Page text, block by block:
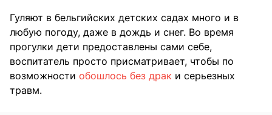
Гуляют в бельгийских детских садах много и в
любую погоду, даже в дождь и снег. Во время
прогулки дети предоставлены сами себе,
воспитатель просто присматривает, чтобы по
возможности обошлось без драк и серьезных
травм.